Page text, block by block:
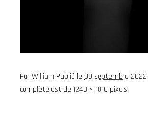
ParWilliam Publié le 30 septembre 2022
complète est de 1240 × 1816 pixels